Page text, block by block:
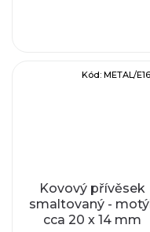
Kovový přívěsek
smaltovaný -
cca 20 x 14 mm
Kód: METAL/